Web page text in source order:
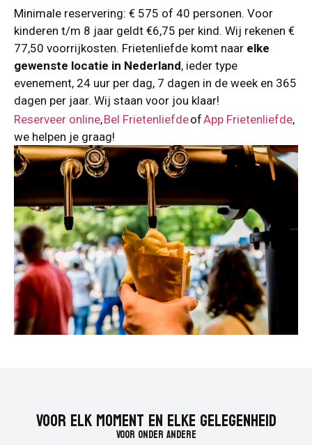
Minimale reservering: € 575 of 40 personen. Voor
kinderen t/m 8 jaar geldt €6,75 per kind. Wij rekenen €
77,50 voorrijkosten. Frietenliefde komt naar elke
gewenste locatie in Nederland, ieder type
evenement, 24 uur per dag, 7 dagen in de week en 365
dagen per jaar. Wij staan voor jou klaar!
Reserveer online,Bel FrietenliefdeofApp Frietenliefde,
we helpen je graag!
Voor elk moment en elke gelegenheid
Voor onder andere